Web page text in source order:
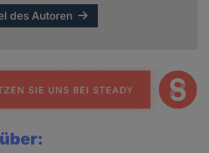
des Autoren